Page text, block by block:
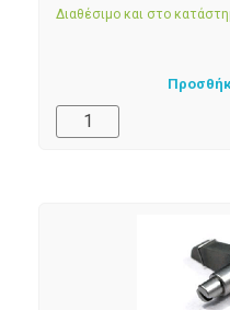
Διαθέσιμο και στο